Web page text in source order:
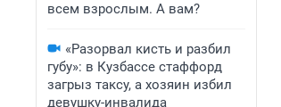
всем взрослым. А вам?
«Разорвал кисть и разбил
губу»: в Кузбассе стаффорд
загрыз таксу, а хозяин избил
девушку-инвалида